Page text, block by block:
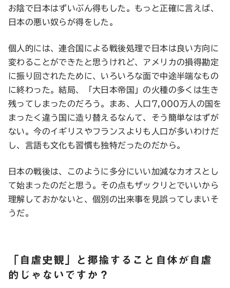
お陰で日本はずいぶん得もした。もっと正確に言えば、
日本の悪い奴らが得をした。
個人的には、連合国による戦後処理で日本は良い方向に
変わることができたと思うけれど、アメリカの損得勘定
に振り回されたために、いろいろな面で中途半端なもの
に終わった。結局、「大日本帝国」の火種の多くは生き
残ってしまったのだろう。まあ、人口7,000万人の国を
まったく違う国に造り替えるなんて、そう簡単なはずが
ない。今のイギリスやフランスよりも人口が多いわけだ
し、言語も文化も習慣も独特だったのだから。
日本の戦後は、このように多分にいい加減なカオスとし
て始まったのだと思う。その点もザックリとでいいから
理解しておかないと、個別の出来事を見誤ってしまいそ
うだ。
「自虐史観」と揶揄すること自体が自虐
的じゃないですか？